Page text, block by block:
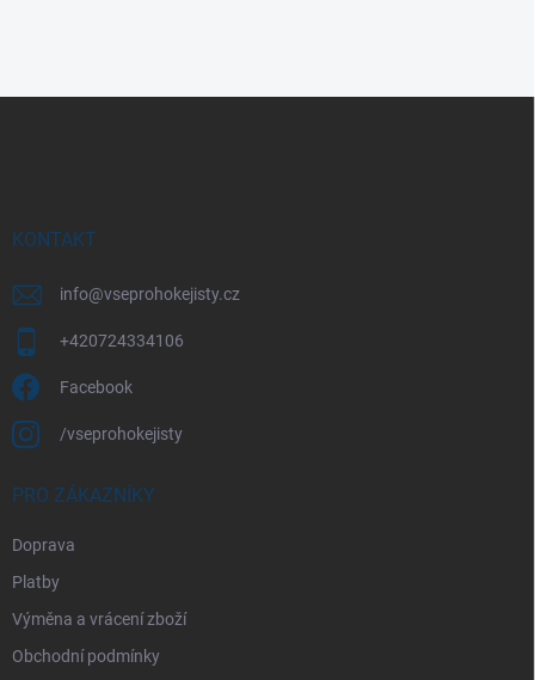
KONTAKT
info@vseprohokejisty.cz
+420724334106
Facebook
/vseprohokejisty
PRO ZÁKAZNÍKY
Doprava
Platby
Výměna a vrácení zboží
Obchodní podmínky